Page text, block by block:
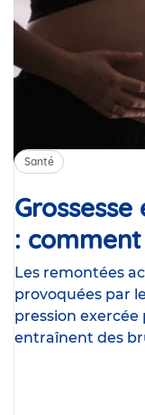
Santé
:
Les remontées
provoquées par
pression exercée
entraînent des